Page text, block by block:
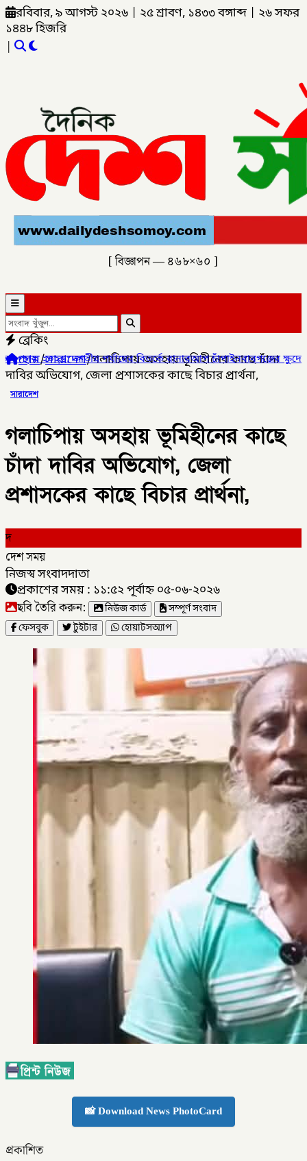
রবিবার, ৯ আগস্ট ২০২৬ ২৫ শ্রাবণ, ১৪৩৩ বঙ্গাব্দ
২৬ সফর
১৪৪৮ হিজরি
|
[ বিজ্ঞাপন — ৪৬৮×৬০ ]
ব্রেকিং
পর্যায়ের বিতর্কে রানারআপ চাঁপাইনবাবগঞ্জের ক্ষুদে বিতার্কিকরা,✦
হোম/সারাদেশ/গলাচিপায় অসহায় ভূমিহীনের কাছে চাঁদা
দাবির অভিযোগ, জেলা প্রশাসকের কাছে বিচার প্রার্থনা,
সারাদেশ
গলাচিপায় অসহায় ভূমিহীনের কাছে
চাঁদা দাবির অভিযোগ, জেলা
প্রশাসকের কাছে বিচার প্রার্থনা,
দ
দেশ সময়
নিজস্ব সংবাদদাতা
প্রকাশের সময় : ১১:৫২ পূর্বাহ্ন ০৫-০৬-২০২৬
ছবি তৈরি করুন: নিউজ কার্ড
সম্পূর্ণ সংবাদ
ফেসবুক
টুইটার হোয়াটসঅ্যাপ
📸 Download News PhotoCard
প্রকাশিত